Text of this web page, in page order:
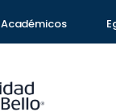
Académicos